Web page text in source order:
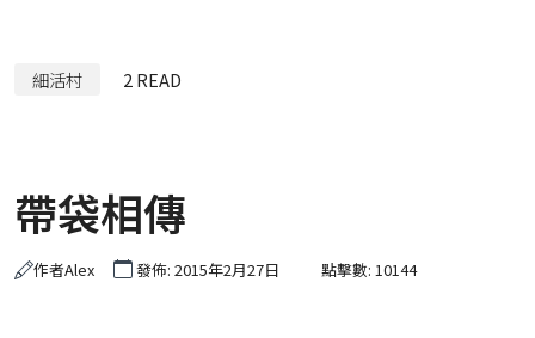
細活村 2 READ
帶袋相傳
作者Alex 發佈: 2015年2月27日 點擊數: 10144